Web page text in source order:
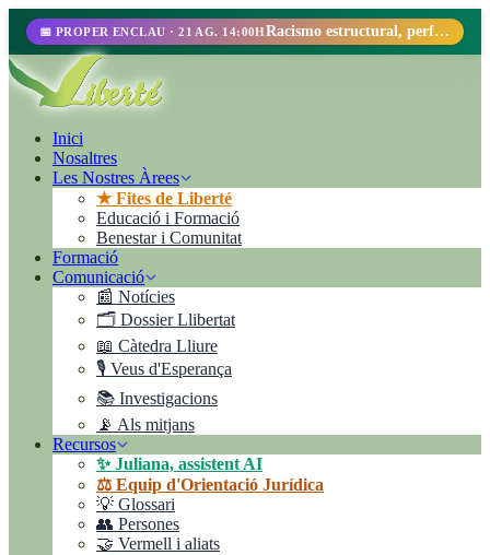
📅 PROPER ENCLAU · 21 AG. 14:00H Racismo estructural, perfilamiento racial y abolicionismo carcelario.
Inici
Nosaltres
Les Nostres Àrees
★ Fites de Liberté
Educació i Formació
Benestar i Comunitat
Formació
Comunicació
📰 Notícies
🗂️ Dossier Llibertat
📖 Càtedra Lliure
🎙️ Veus d'Esperança
📚 Investigacions
📡 Als mitjans
Recursos
✨ Juliana, assistent AI
⚖️ Equip d'Orientació Jurídica
💡 Glossari
👥 Persones
🤝 Vermell i aliats